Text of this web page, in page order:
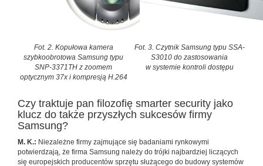
Fot. 2. Kopułowa kamera
szybkoobrotowa Samsung typu
SNP-3371TH z zoomem
optycznym 37x i kompresją H.264
Fot. 3. Czytnik Samsung typu SSA-
S3010 do zastosowania
w systemie kontroli dostępu
Czy traktuje pan filozofię smarter security jako
klucz do także przyszłych sukcesów firmy
Samsung?
M. K.: Niezależne firmy zajmujące się badaniami rynkowymi
potwierdzają, że firma Samsung należy do trójki najbardziej liczących
się europejskich producentów sprzętu służącego do budowy systemów